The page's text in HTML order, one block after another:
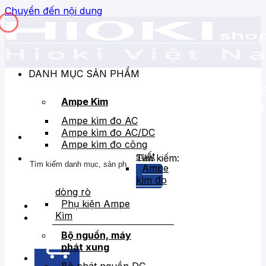
Chuyển đến nội dung
Tìm kiếm:
DANH MỤC SẢN PHẨM
Ampe Kìm
Ampe kìm đo AC
Ampe kìm đo AC/DC
Ampe kìm đo công
suất
Ampe
kìm đo
dòng rò
Phụ kiện Ampe
Kìm
Bộ nguồn, máy
phát xung